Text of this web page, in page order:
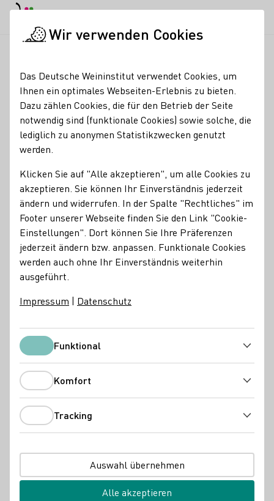
Weingut Künstler
Weinprobe
Registrierung erforderlich
Nachfolgende Termine:
19.09.2613:00 - 15:30 Uhr
21.11.2613:00 - 15:30 Uhr
Lassen Sie sich das Weingut Künstler zeigen und
bekommen sie so einen umfassenden Einblick ins
und seine Produktvielfältigkeit
Gestartet wird mit einem Begrüßungssekt in der Vinothek
Hintergrund des Hauses als auch des Weinguts erzählt.
Anschließend gibt es eine Führung durch den Keller.
Als Highlight erwartet Sie eine geführte Weinverkostung
im Weinkeller selbst, wo sie in unserem Heiligstem die
Weine probieren dürfen.
Weinprobe
Kellerführung
Inkl. 8 Weine & 1 Sekt
Hier geht es zu den Tickets
Wir verwenden Cookies
Das Deutsche Weininstitut verwendet Cookies, um
Ihnen ein optimales Webseiten-Erlebnis zu bieten.
Dazu zählen Cookies, die für den Betrieb der Seite
notwendig sind (funktionale Cookies) sowie solche, die
lediglich zu anonymen Statistikzwecken genutzt
werden.
Klicken Sie auf "Alle akzeptieren", um alle Cookies zu
akzeptieren. Sie können Ihr Einverständnis jederzeit
ändern und widerrufen. In der Spalte "Rechtliches" im
Footer unserer Webseite finden Sie den Link "Cookie-
Einstellungen". Dort können Sie Ihre Präferenzen
jederzeit ändern bzw. anpassen. Funktionale Cookies
werden auch ohne Ihr Einverständnis weiterhin
ausgeführt.
Impressum | Datenschutz
FunktionalFunktional
Komfort
Tracking
Auswahl übernehmen
Alle akzeptieren